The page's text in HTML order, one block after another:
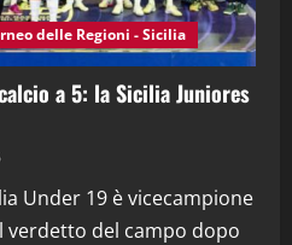
14 Aprile 2026)
in Podcast
in Podcast: 26^ Puntata
delle Regioni - Sicilia
a 5: la Sicilia Juniores
Under 19 è vicecampione
verdetto del campo dopo